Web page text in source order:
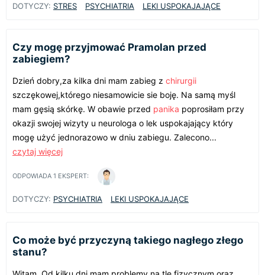
DOTYCZY: STRES PSYCHIATRIA LEKI USPOKAJAJĄCE
Czy mogę przyjmować Pramolan przed
zabiegiem?
Dzień dobry,za kilka dni mam zabieg z chirurgii
szczękowej,którego niesamowicie sie boję. Na samą myśl
mam gęsią skórkę. W obawie przed panika poprosiłam przy
okazji swojej wizyty u neurologa o lek uspokajający który
mogę użyć jednorazowo w dniu zabiegu. Zalecono...
czytaj więcej
ODPOWIADA 1 EKSPERT:
DOTYCZY: PSYCHIATRIA LEKI USPOKAJAJĄCE
Co może być przyczyną takiego nagłego złego
stanu?